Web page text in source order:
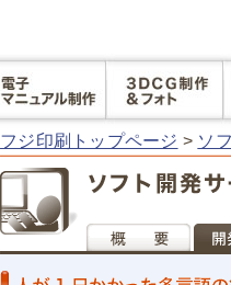
フジ印刷トップページ > ソ